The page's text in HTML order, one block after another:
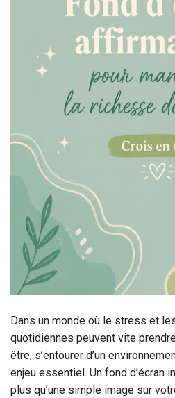
Dans un monde où le stress et
quotidiennes peuvent vite
être, s’entourer d’un
enjeu essentiel. Un fond d’écran
plus qu’une simple image sur